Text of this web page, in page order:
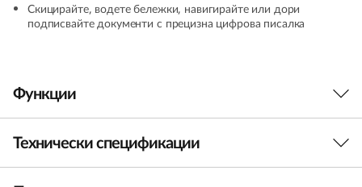
4
1
4
”
Скицирайте, водете бележки, навигирайте или дори
подписвайте документи с прецизна цифрова писалка
Функции
За по-бърза и ефективна работа
Оптимизиран за по-висока производителност,
Технически спецификации